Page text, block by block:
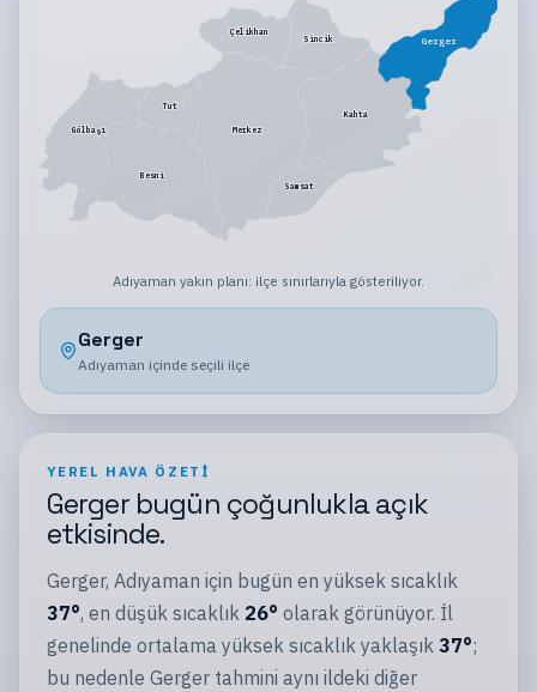
Merkez
Besni
Çelikhan
Gölbaşı
Kahta
Samsat
Sincik
Tut
Gerger
Adıyaman yakın planı: ilçe sınırlarıyla gösteriliyor.
Gerger
Adıyaman içinde seçili ilçe
YEREL HAVA ÖZETI
Gergerbugün çoğunlukla açık
etkisinde.
Gerger, Adıyaman için bugün en yüksek sıcaklık
37°, en düşük sıcaklık 26° olarak görünüyor. İl
genelinde ortalama yüksek sıcaklık yaklaşık 37°;
bu nedenle Gergertahmini aynı ildeki diğer